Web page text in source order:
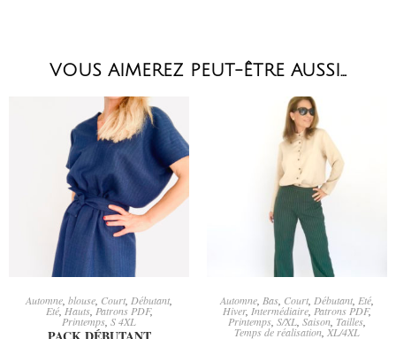
VOUS AIMEREZ PEUT-ÊTRE AUSSI…
AJOUTER AU PANIER
Automne blouse Court Débutant
Eté,Hauts, Patrons PDF,
Printemps S 4XL
CHOIX DES OPTIONS
Automne Bas Court Débutant Eté
Hiver, Intermédiaire, Patrons PDF,
Printemps S/XL Saison Tailles
Temps de réalisation XL/4XL